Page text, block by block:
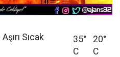
Aşırı Sıcak
35°
C
20°
C